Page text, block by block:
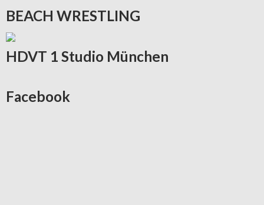
BEACH WRESTLING
HDVT 1 Studio München
Facebook